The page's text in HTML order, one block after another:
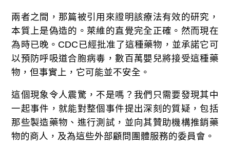
兩者之間，那篇被引用來證明該療法有效的研究，
本質上是偽造的。萊維的直覺完全正確。然而現在
為時已晚。CDC已經批准了這種藥物，並承諾它可
以預防呼吸道合胞病毒，數百萬嬰兒將接受這種藥
物，但事實上，它可能並不安全。
這個現象令人震驚，不是嗎？我們只需要發現其中
一起事件，就能對整個事件提出深刻的質疑，包括
那些製造藥物、進行測試，並向其贊助機構推銷藥
物的商人，及為這些外部顧問團體服務的委員會。